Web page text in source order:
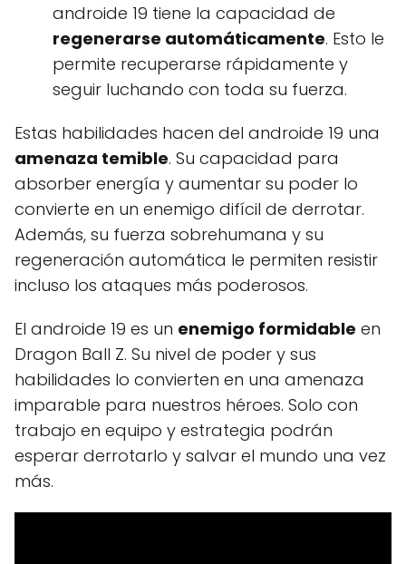
androide 19 tiene la capacidad de
regenerarse automáticamente. Esto le
permite recuperarse rápidamente y
seguir luchando con toda su fuerza.
Estas habilidades hacen del androide 19 una
amenaza temible. Su capacidad para
absorber energía y aumentar su poder lo
convierte en un enemigo difícil de derrotar.
Además, su fuerza sobrehumana y su
regeneración automática le permiten resistir
incluso los ataques más poderosos.
El androide 19 es un enemigo formidable en
Dragon Ball Z. Su nivel de poder y sus
habilidades lo convierten en una amenaza
imparable para nuestros héroes. Solo con
trabajo en equipo y estrategia podrán
esperar derrotarlo y salvar el mundo una vez
más.